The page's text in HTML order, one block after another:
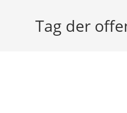
Tag der